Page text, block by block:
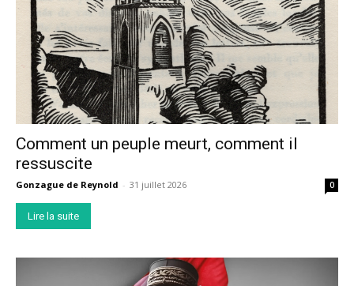
Comment un peuple meurt, comment il
ressuscite
Gonzague de Reynold - 31 juillet 2026 0
Lire la suite